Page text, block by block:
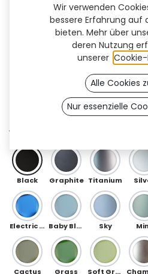
Rako (TT)
VORDERSEITE
Black Graphite Titanium
Electric Blue Baby Blue Sky
Cactus Grass Soft Green
Wir verwenden
bessere Erfahrung auf
bieten. Mehr über
deren Nutzung
unserer
Alle Cookies
Nur essenzielle